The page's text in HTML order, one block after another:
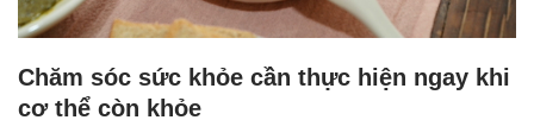
Chăm sóc sức khỏe cần thực hiện ngay khi
cơ thể còn khỏe